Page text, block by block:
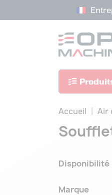
Accueil Air
Disponibilité
Marque